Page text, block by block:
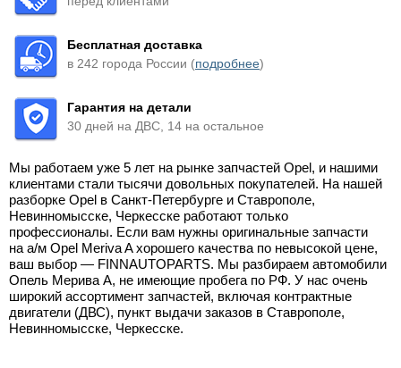
Бесплатная доставка
в 242 города России (подробнее)
Гарантия на детали
30 дней на ДВС, 14 на остальное
Мы работаем уже 5 лет на рынке запчастей Opel, и нашими
клиентами стали тысячи довольных покупателей. На нашей
разборке Opel в Санкт-Петербурге и Ставрополе,
Невинномысске, Черкесске работают только
профессионалы. Если вам нужны оригинальные запчасти
на а/м Opel Meriva A хорошего качества по невысокой цене,
ваш выбор — FINNAUTOPARTS. Мы разбираем автомобили
Опель Мерива А, не имеющие пробега по РФ. У нас очень
широкий ассортимент запчастей, включая контрактные
двигатели (ДВС), пункт выдачи заказов в Ставрополе,
Невинномысске, Черкесске.